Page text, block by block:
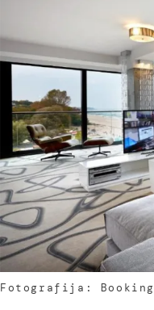
Fotografija: Booking